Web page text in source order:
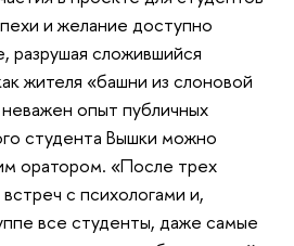
и желание доступно
разрушая сложившийся
жителя «башни из слоновой
опыт публичных
студента Вышки можно
оратором. «После трех
с психологами и,
все студенты, даже самые